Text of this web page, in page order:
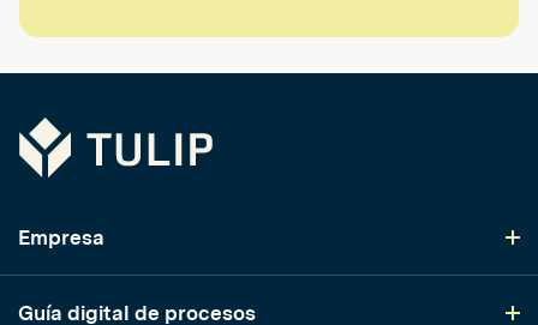
Tulip
Empresa
Guía digital de procesos